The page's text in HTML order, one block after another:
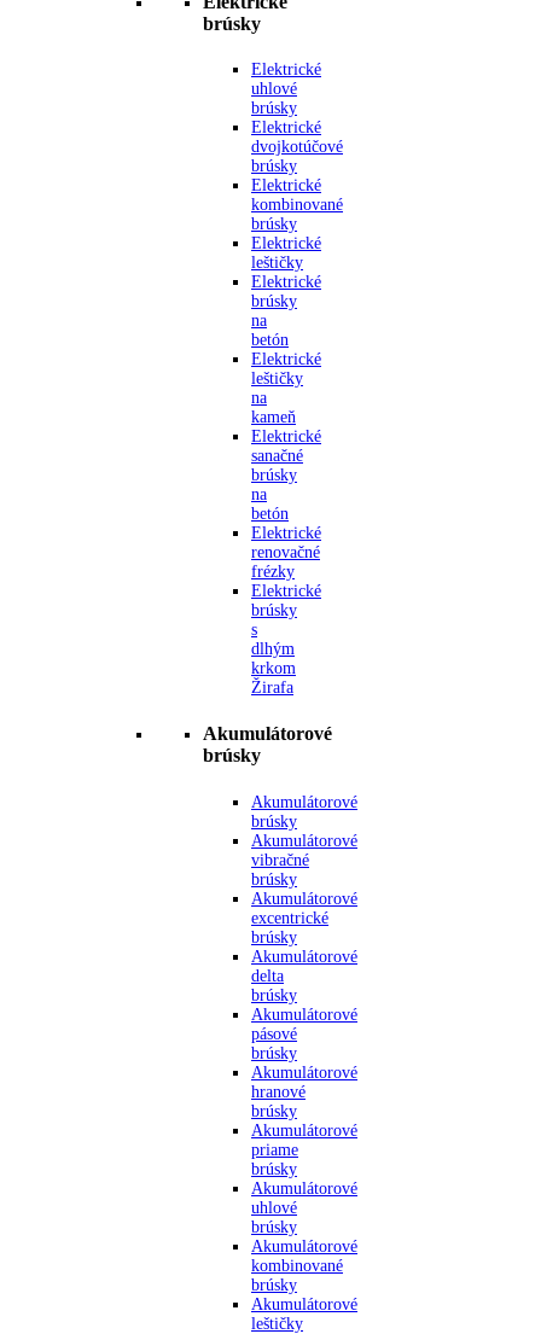
brúsky
Elektrické
uhlové
brúsky
Elektrické
dvojkotúčové
brúsky
Elektrické
kombinované
brúsky
Elektrické
leštičky
Elektrické
brúsky
na
betón
Elektrické
leštičky
na
kameň
Elektrické
sanačné
brúsky
na
betón
Elektrické
renovačné
frézky
Elektrické
brúsky
s
dlhým
krkom
Žirafa
Akumulátorové
brúsky
Akumulátorové
brúsky
Akumulátorové
vibračné
brúsky
Akumulátorové
excentrické
brúsky
Akumulátorové
delta
brúsky
Akumulátorové
pásové
brúsky
Akumulátorové
hranové
brúsky
Akumulátorové
priame
brúsky
Akumulátorové
uhlové
brúsky
Akumulátorové
kombinované
brúsky
Akumulátorové
leštičky